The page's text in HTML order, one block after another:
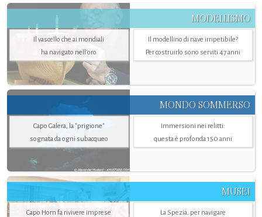
MODELLISMO
Il vascello che ai mondiali
ha navigato nell’oro
Il modellino di nave irripetibile?
Per costruirlo sono serviti 47 anni
MONDO SOMMERSO
Capo Galera, la "prigione"
sognata da ogni subacqueo
Immersioni nei relitti:
questa è profonda 150 anni
MUSEI
Capo Horn fa rivivere imprese
La Spezia. per navigare